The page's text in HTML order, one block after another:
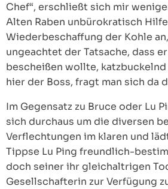
Chef“, erschließt sich mir
Alten Raben unbürokratisch
Wiederbeschaffung der Kohle
ungeachtet der Tatsache, dass
bescheißen wollte,
hier der Boss, fragt man sich da
Im Gegensatz zu Bruce oder Lu
sich durchaus um die diversen
Verflechtungen im klaren und
Tippse Lu Ping freundlich-
doch seiner ihr gleichaltrigen
Gesellschafterin zur Verfügung